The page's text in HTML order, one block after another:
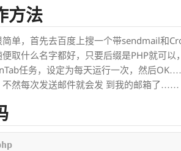
方法
简单，首先去百度上搜一个带sendmail和
取什么名字都好，只要后缀是PHP就可
任务，设定为每天运行一次，然后
不然每次发送邮件就会发 到我的邮箱了……